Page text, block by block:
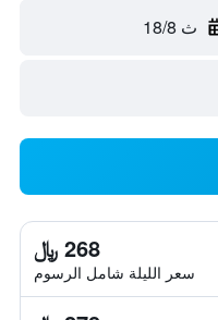
ث 18/8
268 ﷼
سعر الليلة شامل الرسوم